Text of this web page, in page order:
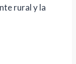
rural y la